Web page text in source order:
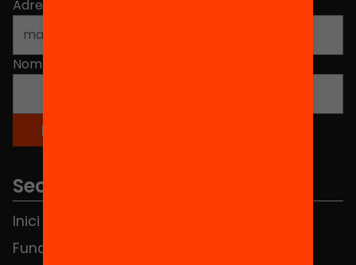
Adreça electrònica
Nom
Seccions
Inici
Fundació